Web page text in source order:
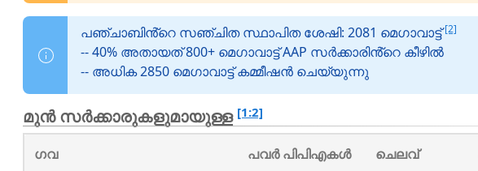
പഞ്ചാബിൻ്റെ സഞ്ചിത സ്ഥാപിത ശേഷി: 2081 മെഗാവാട്ട്[2]
-- 40% അതായത് 800+ മെഗാവാട്ട് AAP സർക്കാരിൻ്റെ കീഴിൽ
-- അധിക 2850 മെഗാവാട്ട് കമ്മീഷൻ ചെയ്യുന്നു
മുൻ സർക്കാരുകളുമായുള്ള [1:2]
ഗവ പവർ പിപിഎകൾ ചെലവ്